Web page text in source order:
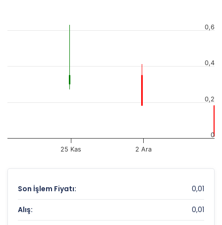
25 Kas 2 Ara
0
0,2
0,4
0,6
Son İşlem Fiyatı: 0,01
Alış: 0,01